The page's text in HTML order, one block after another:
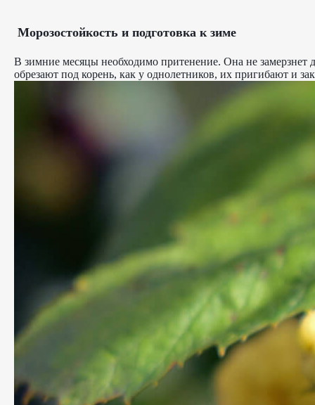
Морозостойкость и подготовка к зиме
В зимние месяцы необходимо притенение. Она не замерзнет
обрезают под корень, как у однолетников, их пригибают и